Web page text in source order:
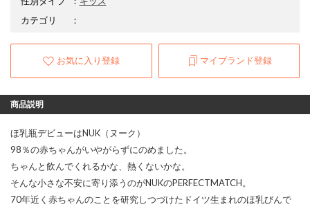
カテゴリ
：
お気に入り登録 マイブランド登録
商品説明
ほ乳瓶デビューはNUK（ヌーク）
98％の赤ちゃんがいやがらずにのめました。
ちゃんと飲んでくれるかな、熱くないかな。
そんな小さな不安に寄り添うのがNUKのPERFECTMATCH。
70年近く赤ちゃんのことを研究しつづけたドイツ生まれのほ乳びんで